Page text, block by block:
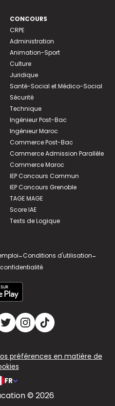
CONCOURS
CRPE
Administration
Animation-Sport
Culture
Juridique
Santé-Social et Médico-Social
Sécurité
Technique
Ingénieur Post-Bac
Ingénieur Maroc
Commerce Post-Bac
Commerce Admission Parallèle
Commerce Maroc
IEP Concours Commun
IEP Concours Grenoble
TAGE MAGE
Score IAE
Tests de Logique
-Conditions d'utilisation-
préférences en matière de
FR
© 2026